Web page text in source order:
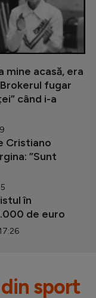
mine acasă, era
fugar
când i-a
Cristiano
”Sunt
în
de euro
sport